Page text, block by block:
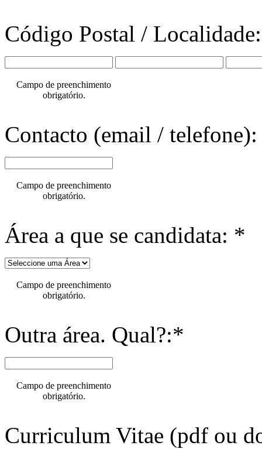
Código Postal /
Campo de preenchimento
obrigatório.
Contacto (email /
Campo de preenchimento
obrigatório.
Área a que se candidata: *
Campo de preenchimento
obrigatório.
Outra área. Qual?:*
Campo de preenchimento
obrigatório.
Curriculum Vitae (pdf ou